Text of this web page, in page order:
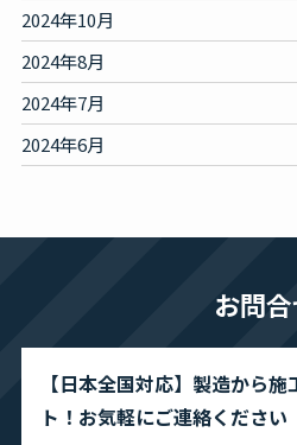
2024年10月
2024年8月
2024年7月
2024年6月
お問
【日本全国対応】製造から
ト！お気軽にご連絡ください